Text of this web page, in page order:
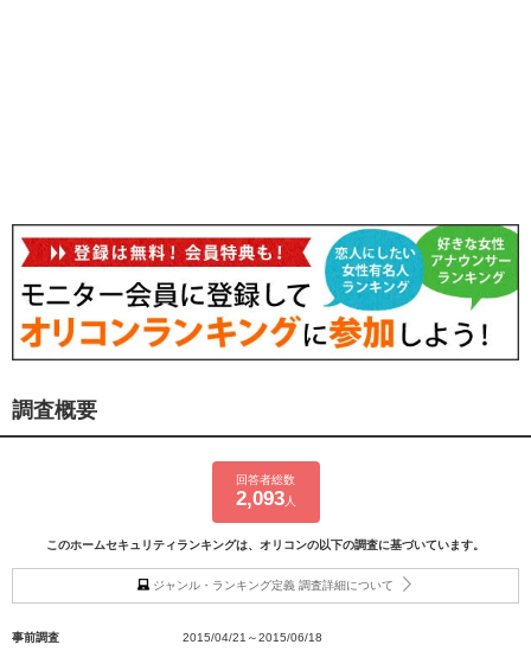
調査概要
回答者総数
2,093人
このホームセキュリティランキングは、オリコンの以下の調査に基づいています。
ジャンル・ランキング定義 調査詳細について
事前調査
2015/04/21～2015/06/18